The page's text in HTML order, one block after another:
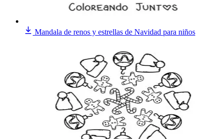
Mandala de renos y estrellas de Navidad para niños